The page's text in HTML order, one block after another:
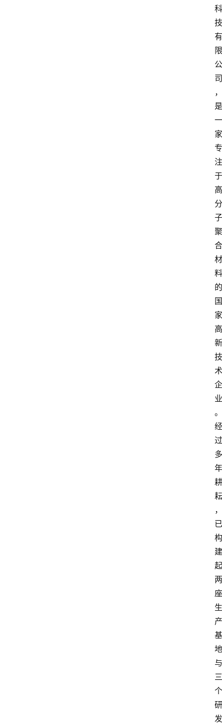
科
技
有
限
公
司
，
是
一
家
专
注
于
高
分
子
聚
合
材
料
的
国
家
高
新
技
术
企
业
。
经
过
多
年
耕
耘
，
已
构
建
起
两
座
生
产
基
地
与
三
个
研
发